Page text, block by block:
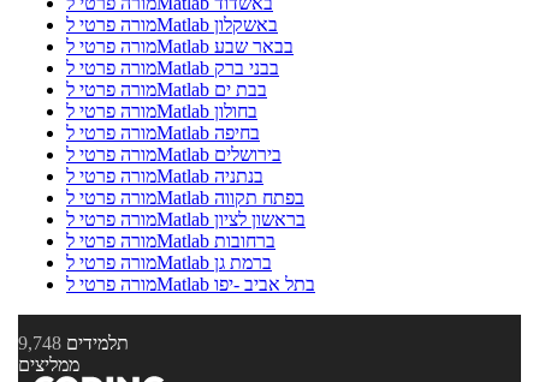
מורה פרטי לMatlab באשקלון
מורה פרטי לMatlab בבאר שבע
מורה פרטי לMatlab בבני ברק
מורה פרטי לMatlab בבת ים
מורה פרטי לMatlab בחולון
מורה פרטי לMatlab בחיפה
מורה פרטי לMatlab בירושלים
מורה פרטי לMatlab בנתניה
מורה פרטי לMatlab בפתח תקווה
מורה פרטי לMatlab בראשון לציון
מורה פרטי לMatlab ברחובות
מורה פרטי לMatlab ברמת גן
מורה פרטי לMatlab בתל אביב -יפו
9,748 תלמידים
ממליצים